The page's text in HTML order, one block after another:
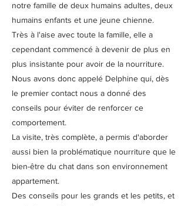
notre famille de deux humains adultes, deux
humains enfants et une jeune chienne.
Très à l'aise avec toute la famille, elle a
cependant commencé à devenir de plus en
plus insistante pour avoir de la nourriture.
Nous avons donc appelé Delphine qui, dès
le premier contact nous a donné des
conseils pour éviter de renforcer ce
comportement.
La visite, très complète, a permis d'aborder
aussi bien la problématique nourriture que le
bien-être du chat dans son environnement
appartement.
Des conseils pour les grands et les petits, et